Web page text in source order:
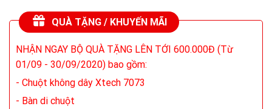
QUÀ TẶNG / KHUYẾN MÃI
NHẬN NGAY BỘ QUÀ TẶNG LÊN TỚI 600.000Đ (Từ
01/09 - 30/09/2020) bao gồm:
- Chuột không dây Xtech 7073
- Bàn di chuột